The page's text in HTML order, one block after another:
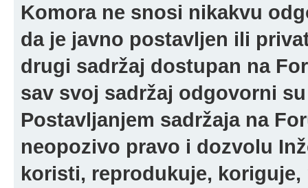
Komora ne snosi nikakvu
da je javno postavljen ili
drugi sadržaj dostupan na
sav svoj sadržaj odgovorni
Postavljanjem sadržaja na
neopozivo pravo i dozvolu
koristi, reprodukuje,